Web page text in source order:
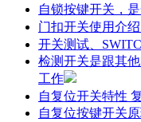
自锁按键开关，
门扣开关使用介
开关测试、
检测开关是跟其
工作
自复位开关特性
自复位按键开关